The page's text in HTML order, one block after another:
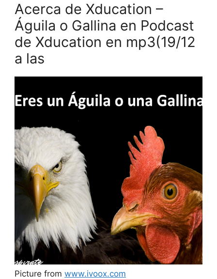
Acerca de Xducation –
Águila o Gallina en Podcast
de Xducation en mp3(19/12
a las
Picture from www.ivoox.com